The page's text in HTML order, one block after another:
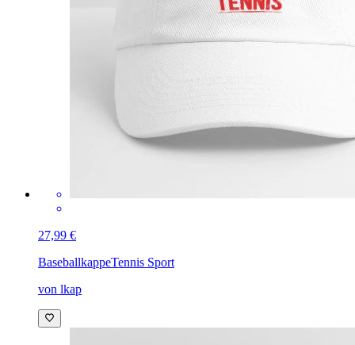
27,99 €
BaseballkappeTennis Sport
von lkap